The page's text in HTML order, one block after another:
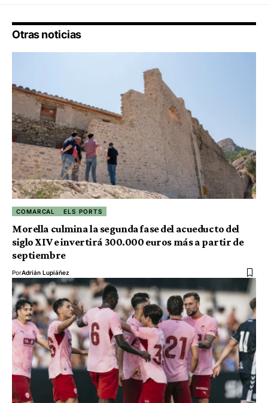
Otras noticias
COMARCAL ELS PORTS
Morella culmina la segunda fase del acueducto del
siglo XIV e invertirá 300.000 euros más a partir de
septiembre
PorAdrián Lupiáñez